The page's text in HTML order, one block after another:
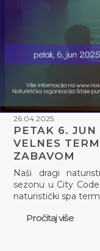
26.04.2025.
PETAK 6.
VELNES
ZABAVOM
Naši dragi
sezonu u City
naturistički spa
Pročitaj više